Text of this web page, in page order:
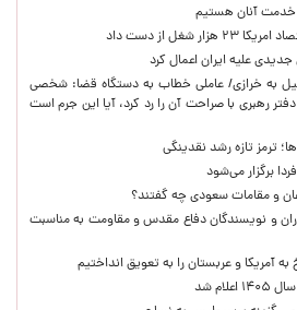
خدمت آنان هستیم
شغل از دست داد
جدیدی علیه ایران اعمال کرد
به خرازی/ عاملی خطاب به دستگاه قضا: شخصی
رهبری با صراحت آن را رد کرد، آیا این جرم است
ترمز تازه رشد نقدینگی
برگزار می‌شود
و مقامات سعودی چه گفتند؟
و نویسندگان دفاع مقدس و مقاومت به مناسبت
آمریکا و عربستان را به تعویق انداختیم
شد